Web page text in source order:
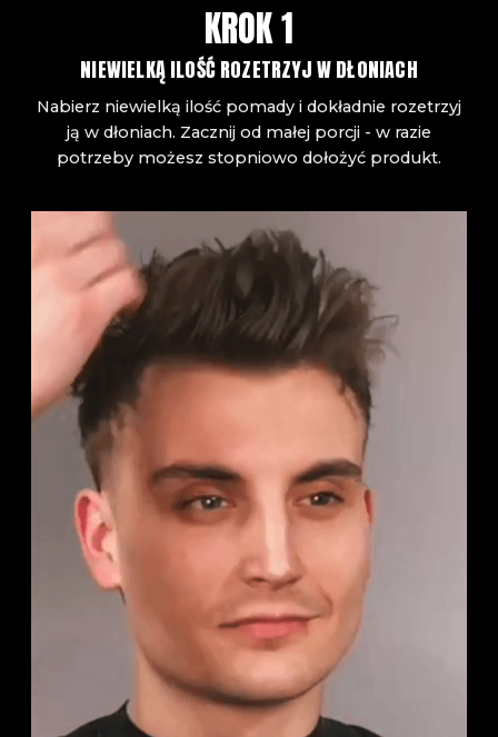
KROK 1
NIEWIELKĄ ILOŚĆ ROZETRZYJ W DŁONIACH
Nabierz niewielką ilość pomady i dokładnie rozetrzyj
ją w dłoniach. Zacznij od małej porcji - w razie
potrzeby możesz stopniowo dołożyć produkt.